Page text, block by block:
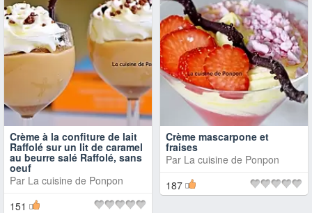
Crème à la confiture de lait
Raffolé sur un lit de caramel
au beurre salé Raffolé, sans
oeuf
Par La cuisine de Ponpon
151
Crème mascarpone et
fraises
Par La cuisine de Ponpon
187